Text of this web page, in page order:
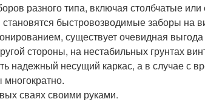
разного типа, включая столбчатые
быстровозводимые заборы на
существует очевидная
стороны, на нестабильных грунтах
надежный несущий каркас, а в случае с
сваях своими руками.